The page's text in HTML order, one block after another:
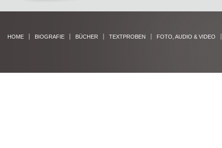
HOME BIOGRAFIE BÜCHER TEXTPROBEN FOTO, AUDIO & VIDEO